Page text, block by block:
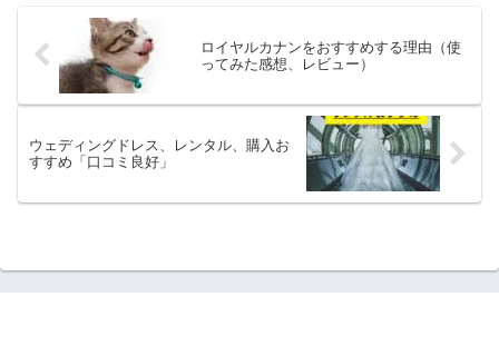
ロイヤルカナンをおすすめする理由（使
ってみた感想、レビュー）
ウェディングドレス、レンタル、購入お
すすめ「口コミ良好」